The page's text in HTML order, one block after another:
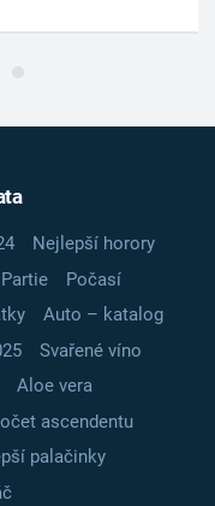
Nejlepší horory
Partie
Počasí
Auto – katalog
Svařené víno
Aloe vera
ascendentu
palačinky